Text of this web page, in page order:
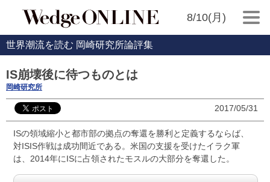
8/10(月)
世界潮流を読む 岡崎研究所論評集
IS崩壊後に待つものとは
岡崎研究所
2017/05/31
ISの領域縮小と都市部の拠点の奪還を勝利と定義するならば、
対ISIS作戦は成功間近である。米国の支援を受けたイラク軍
は、2014年にISに占領されたモスルの大部分を奪還した。